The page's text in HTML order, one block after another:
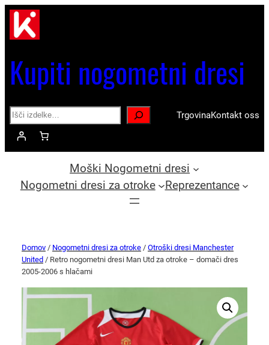
Kupiti nogometni dresi
Search TrgovinaKontakt oss
Moški Nogometni dresi
Nogometni dresi za otroke
Reprezentance
Domov / Nogometni dresi za otroke / Otroški dresi Manchester
United / Retro nogometni dresi Man Utd za otroke – domači dres
2005-2006 s hlačami